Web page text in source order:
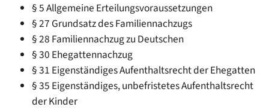
§ 5 Allgemeine Erteilungsvoraussetzungen
§ 27 Grundsatz des Familiennachzugs
§ 28 Familiennachzug zu Deutschen
§ 30 Ehegattennachzug
§ 31 Eigenständiges Aufenthaltsrecht der Ehegatten
§ 35 Eigenständiges, unbefristetes Aufenthaltsrecht
der Kinder